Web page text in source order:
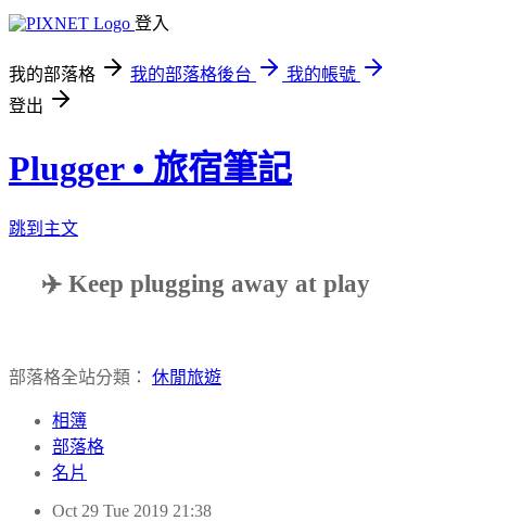
登入
我的部落格 我的部落格後台
我的帳號
登出
Plugger • 旅宿筆記
跳到主文
✈️ Keep plugging away at play
部落格全站分類： 休閒旅遊
相簿
部落格
名片
Oct 29 Tue 2019 21:38